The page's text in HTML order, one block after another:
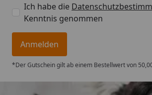
Ich habe die
Kenntnis genommen
Anmelden
*Der Gutschein gilt ab einem Bestellwert von